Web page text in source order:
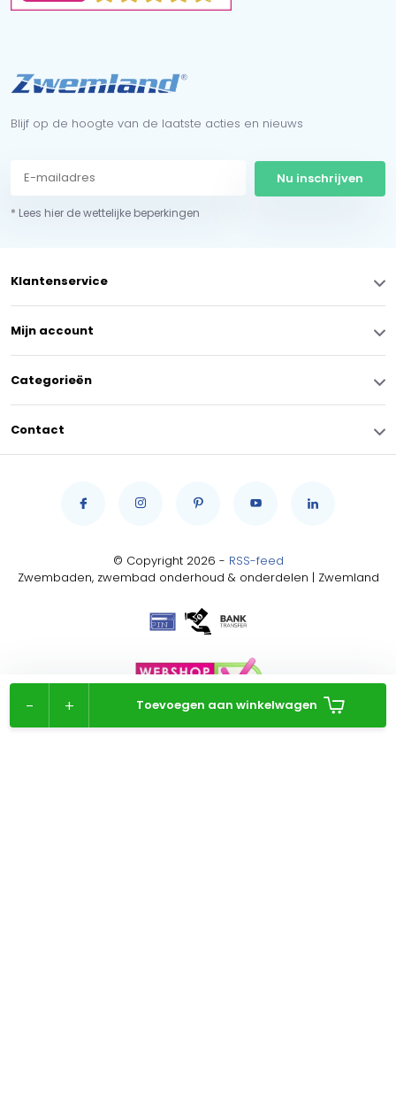
+
- Toevoegen aan winkelwagen
Blijf op de hoogte van de laatste acties en nieuws
Nu inschrijven
* Lees hier de wettelijke beperkingen
Klantenservice
Mijn account
Categorieën
Contact
© Copyright 2026 - RSS-feed
Zwembaden, zwembad onderhoud & onderdelen | Zwemland